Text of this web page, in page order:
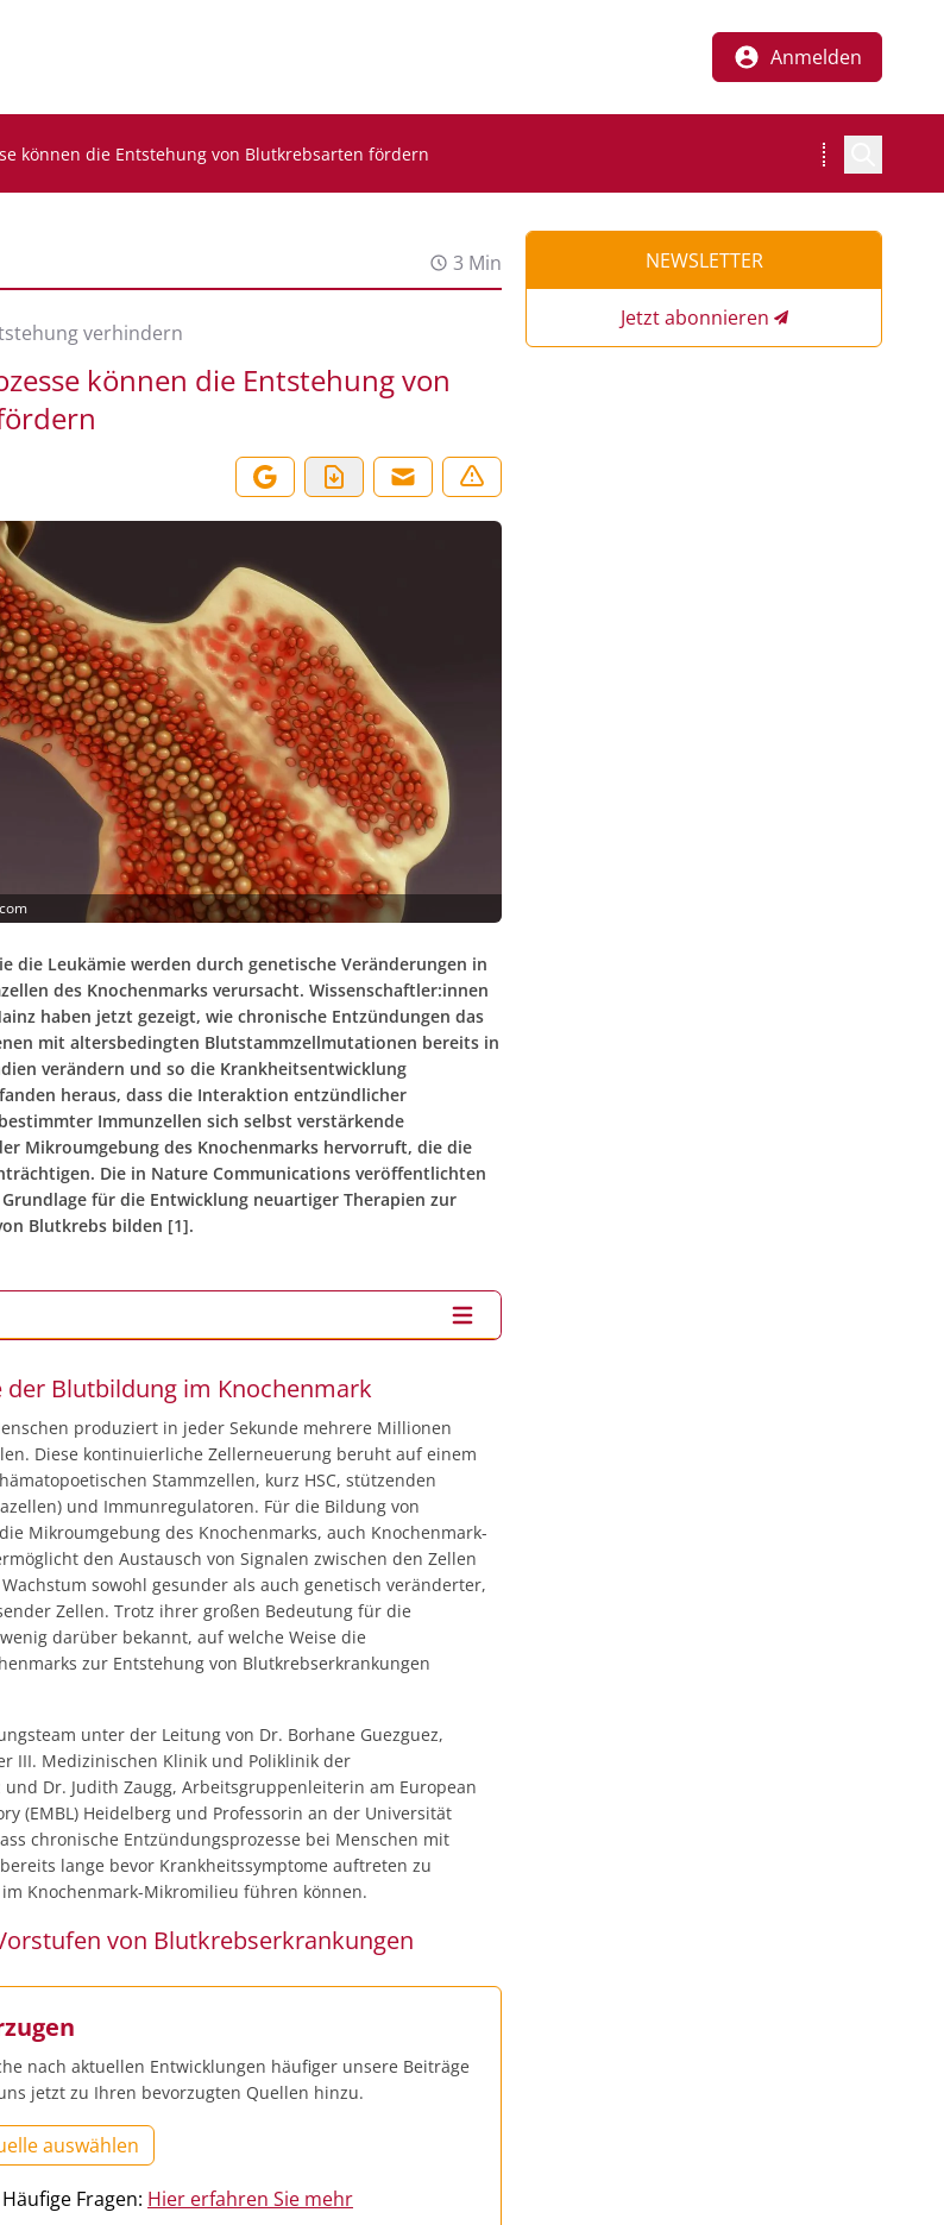
Anmelden
können die Entstehung von Blutkrebsarten fördern
3 Min
verhindern
können die Entstehung von
die Leukämie werden durch genetische Veränderungen in
des Knochenmarks verursacht. Wissenschaftler:innen
haben jetzt gezeigt, wie chronische Entzündungen das
mit altersbedingten Blutstammzellmutationen bereits in
verändern und so die Krankheitsentwicklung
heraus, dass die Interaktion entzündlicher
Immunzellen sich selbst verstärkende
Mikroumgebung des Knochenmarks hervorruft, die die
Die in Nature Communications veröffentlichten
für die Entwicklung neuartiger Therapien zur
Blutkrebs bilden [1].
der Blutbildung im Knochenmark
produziert in jeder Sekunde mehrere Millionen
Diese kontinuierliche Zellerneuerung beruht auf einem
Stammzellen, kurz HSC, stützenden
und Immunregulatoren. Für die Bildung von
Mikroumgebung des Knochenmarks, auch Knochenmark-
den Austausch von Signalen zwischen den Zellen
sowohl gesunder als auch genetisch veränderter,
Zellen. Trotz ihrer großen Bedeutung für die
darüber bekannt, auf welche Weise die
zur Entstehung von Blutkrebserkrankungen
unter der Leitung von Dr. Borhane Guezguez,
III. Medizinischen Klinik und Poliklinik der
Dr. Judith Zaugg, Arbeitsgruppenleiterin am European
(EMBL) Heidelberg und Professorin an der Universität
chronische Entzündungsprozesse bei Menschen mit
lange bevor Krankheitssymptome auftreten zu
Knochenmark-Mikromilieu führen können.
von Blutkrebserkrankungen
nach aktuellen Entwicklungen häufiger unsere Beiträge
jetzt zu Ihren bevorzugten Quellen hinzu.
auswählen
Fragen: Hier erfahren Sie mehr
NEWSLETTER
Jetzt abonnieren